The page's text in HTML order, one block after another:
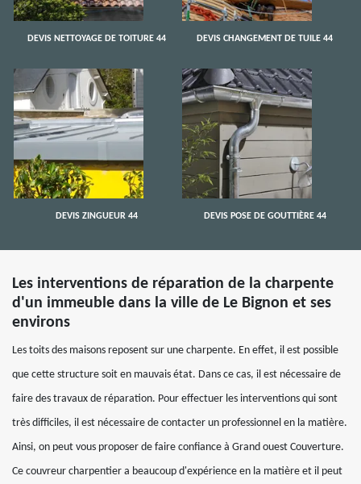
DEVIS NETTOYAGE DE TOITURE 44 DEVIS CHANGEMENT DE TUILE 44
DEVIS ZINGUEUR 44 DEVIS POSE DE GOUTTIÈRE 44
Les interventions de réparation de la charpente
d'un immeuble dans la ville de Le Bignon et ses
environs
Les toits des maisons reposent sur une charpente. En effet, il est possible
que cette structure soit en mauvais état. Dans ce cas, il est nécessaire de
faire des travaux de réparation. Pour effectuer les interventions qui sont
très difficiles, il est nécessaire de contacter un professionnel en la matière.
Ainsi, on peut vous proposer de faire confiance à Grand ouest Couverture.
Ce couvreur charpentier a beaucoup d'expérience en la matière et il peut